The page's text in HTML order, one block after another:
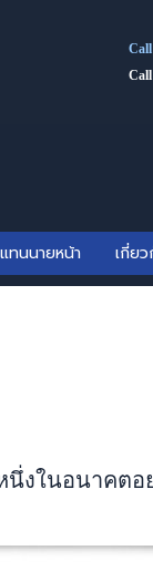
Call
ทนนายหน้า เกี่ยว
นึ่งในอนาคต